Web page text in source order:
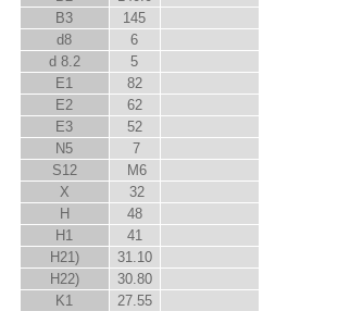
B3
145
d8
6
d 8.2
5
E1
82
E2
62
E3
52
N5
7
S12
M6
X
32
H
48
H 1
41
H21)
31.10
H22)
30.80
K1
27.55